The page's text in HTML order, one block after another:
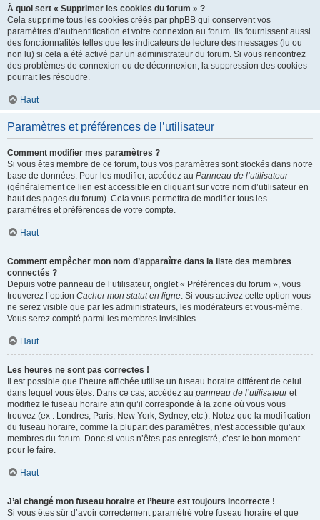
À quoi sert « Supprimer les cookies du forum » ?
Cela supprime tous les cookies créés par phpBB qui conservent vos
paramètres d’authentification et votre connexion au forum. Ils fournissent aussi
des fonctionnalités telles que les indicateurs de lecture des messages (lu ou
non lu) si cela a été activé par un administrateur du forum. Si vous rencontrez
des problèmes de connexion ou de déconnexion, la suppression des cookies
pourrait les résoudre.
Haut
Paramètres et préférences de l’utilisateur
Comment modifier mes paramètres ?
Si vous êtes membre de ce forum, tous vos paramètres sont stockés dans notre
base de données. Pour les modifier, accédez au Panneau de l’utilisateur
(généralement ce lien est accessible en cliquant sur votre nom d’utilisateur en
haut des pages du forum). Cela vous permettra de modifier tous les
paramètres et préférences de votre compte.
Haut
Comment empêcher mon nom d’apparaître dans la liste des membres
connectés ?
Depuis votre panneau de l’utilisateur, onglet « Préférences du forum », vous
trouverez l’option Cacher mon statut en ligne. Si vous activez cette option vous
ne serez visible que par les administrateurs, les modérateurs et vous-même.
Vous serez compté parmi les membres invisibles.
Haut
Les heures ne sont pas correctes !
Il est possible que l’heure affichée utilise un fuseau horaire différent de celui
dans lequel vous êtes. Dans ce cas, accédez au panneau de l’utilisateuret
modifiez le fuseau horaire afin qu’il corresponde à la zone où vous vous
trouvez (ex : Londres, Paris, New York, Sydney, etc.). Notez que la modification
du fuseau horaire, comme la plupart des paramètres, n’est accessible qu’aux
membres du forum. Donc si vous n’êtes pas enregistré, c’est le bon moment
pour le faire.
Haut
J’ai changé mon fuseau horaire et l’heure est toujours incorrecte !
Si vous êtes sûr d’avoir correctement paramétré votre fuseau horaire et que